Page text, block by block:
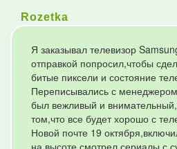
Rozetka
Я заказывал телевизор
отправкой попросил,чтобы
битые пиксели и состояние
Переписывались с
был вежливый и
том,что все будет хорошо с
Новой почте 19
на высоте,смотрел сериалы с